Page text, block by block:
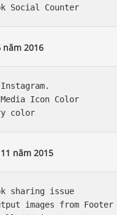
năm 2016
Icon Color
năm 2015
sharing issue
images from